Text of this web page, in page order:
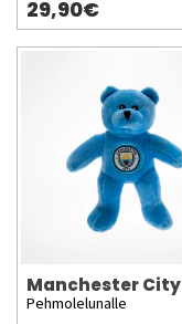
29,90€
Manchester City
Pehmolelunalle